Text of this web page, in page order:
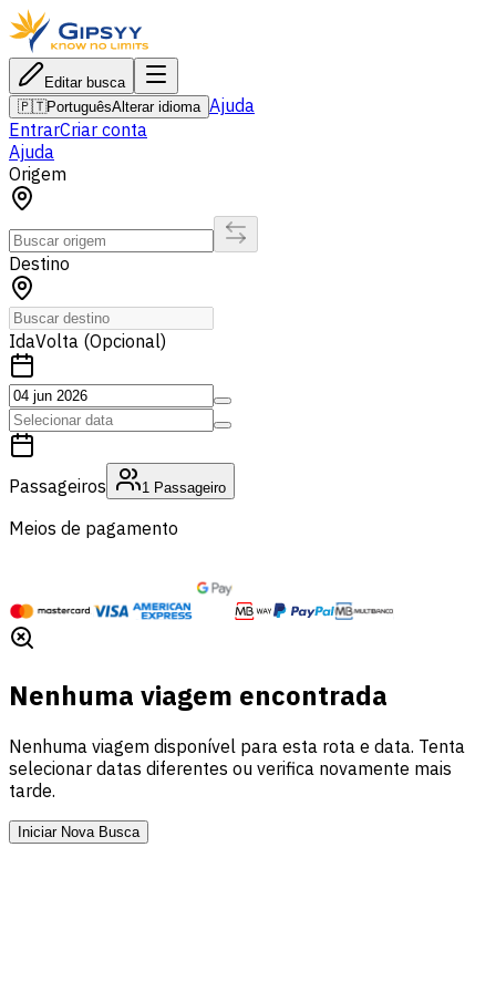
Editar busca
🇵🇹PortuguêsAlterar idioma Ajuda
EntrarCriar conta
Ajuda
Origem
Destino
IdaVolta (Opcional)
Passageiros 1 Passageiro
Meios de pagamento
Nenhuma viagem encontrada
Nenhuma viagem disponível para esta rota e data. Tenta
selecionar datas diferentes ou verifica novamente mais
tarde.
Iniciar Nova Busca